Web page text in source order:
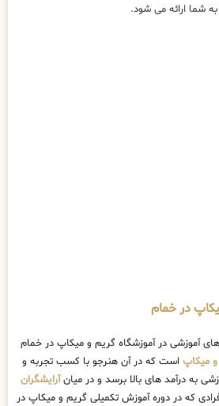
شما ارائه می شود.
در خمام
های آموزشی در آموزشگاه گریم و میکاپ در خمام
میکاپ است که در آن هنرجو با کسب تجربه و
به درآمد های بالا برسد و در میانآرایشگران
که در دوره آموزش تکمیلی گریم و میکاپ در